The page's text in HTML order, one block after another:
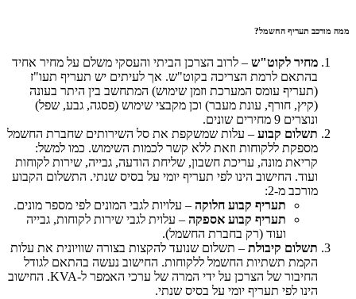
ממה מורכב תעריף החשמל?
מחיר לקוט"ש – לרוב הצרכן הביתי והעסקי משלם על מחיר אחיד
בהתאם לרמת הצריכה בקוט"ש. אך לעיתים יש תעריף תעו"ז
(תעריף עומס המערכת וזמן שימוש) המתחשב בין היתר בעונה
(קיץ, חורף, עונת מעבר) וכן מקבצי שימוש (פסגה, גבע, שפל)
ונוצרים 9 מחירים שונים.
תשלום קבוע – עלות שמשקפת את סל השירותים שחברת החשמל
מספקת ללקוחות וזאת ללא קשר לכמות השימוש. כמו למשל:
קריאת מונה, עריכת חשבון, שליחת הודעה, גבייה, שירות לקוחות
ועוד. החישוב הינו לפי תעריף יומי על בסיס שנתי. התשלום הקבוע
מורכב מ-2:
תעריף קבוע חלוקה – עלויות לגבי המונים לפי מספר מונים.
תעריף קבוע אספקה – עלוית לגבי שירות לקוחות, גבייה
ועוד (רק בחברת החשמל).
תשלום קיבולת – תשלום שנועד להקצות בצורה שוויונית את עלות
הקמת תשתיות החשמל ללקוחות. החישוב נעשה בהתאם לגודל
החיבור של הצרכן על ידי המרה של ערכי האמפר ל-KVA. החישוב
הינו לפי תעריף יומי על בסיס שנתי.